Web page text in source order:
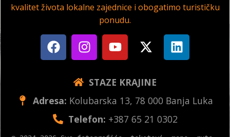
kvalitet života lokalne zajednice i obogatimo turističku
ponudu.
STAZE KRAJINE
Adresa: Kolubarska 13, 78 000 Banja Luka
Telefon: +387 65 21 0302